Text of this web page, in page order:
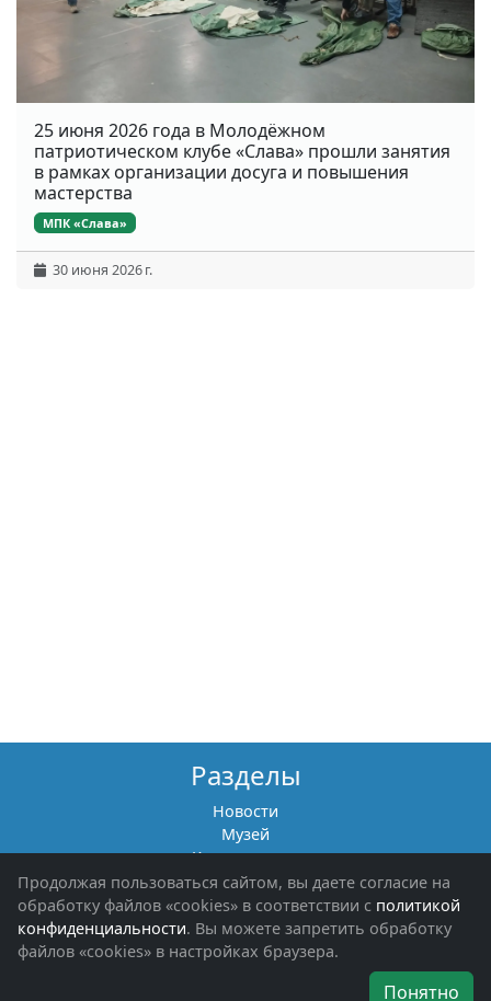
25 июня 2026 года в Молодёжном
патриотическом клубе «Слава» прошли занятия
в рамках организации досуга и повышения
мастерства
МПК «Слава»
30 июня 2026 г.
Разделы
Новости
Музей
Книги памяти
Фотоальбомы
Обращения граждан
Помощь участникам СВО и их семьям
Об организации
Продолжая пользоваться сайтом, вы даете согласие на
обработку файлов «cookies» в соответствии с политикой
конфиденциальности. Вы можете запретить обработку
файлов «cookies» в настройках браузера.
Понятно